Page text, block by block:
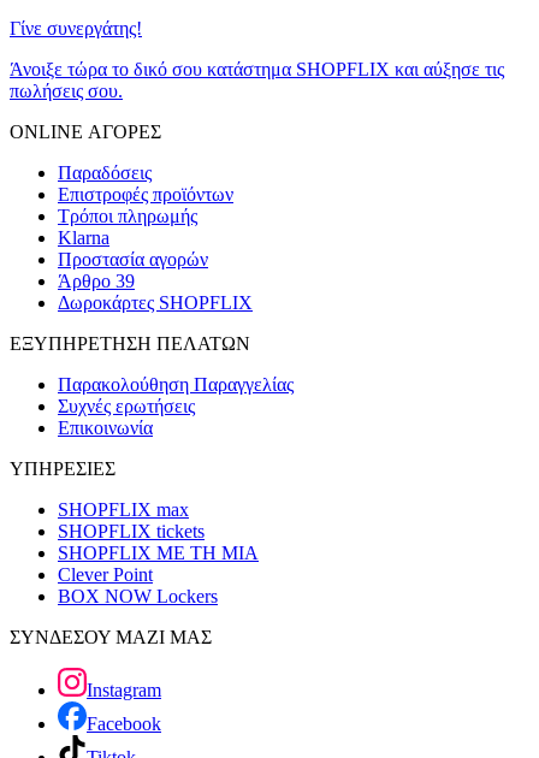
Γίνε συνεργάτης!
Άνοιξε τώρα το δικό σου κατάστημα SHOPFLIX και αύξησε τις
πωλήσεις σου.
ONLINE ΑΓΟΡΕΣ
Παραδόσεις
Επιστροφές προϊόντων
Τρόποι πληρωμής
Klarna
Προστασία αγορών
Άρθρο 39
Δωροκάρτες SHOPFLIX
ΕΞΥΠΗΡΕΤΗΣΗ ΠΕΛΑΤΩΝ
Παρακολούθηση Παραγγελίας
Συχνές ερωτήσεις
Επικοινωνία
ΥΠΗΡΕΣΙΕΣ
SHOPFLIX max
SHOPFLIX tickets
SHOPFLIX ΜΕ ΤΗ ΜΙΑ
Clever Point
BOX NOW Lockers
ΣΥΝΔΕΣΟΥ ΜΑΖΙ ΜΑΣ
Instagram
Facebook